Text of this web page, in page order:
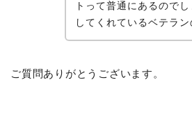
トって普通にあるので
してくれているベテラン
ご質問ありがとうございます。